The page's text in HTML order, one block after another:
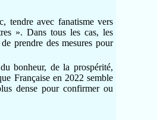
tendre avec fanatisme vers
». Dans tous les cas, les
prendre des mesures pour
bonheur, de la prospérité,
Française en 2022 semble
dense pour confirmer ou